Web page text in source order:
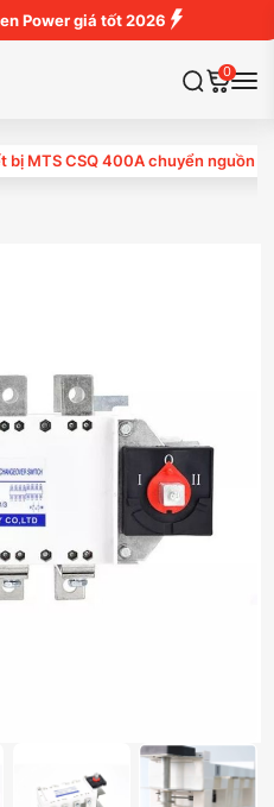
Power giá tốt 2026
0
bị MTS CSQ 400A chuyển nguồn